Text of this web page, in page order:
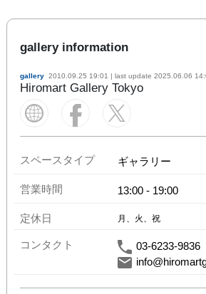
gallery information
gallery 2010.09.25 19:01 | last update 2025.06.06
Hiromart Gallery Tokyo
スペースタイプ ギャラリー
営業時間 13:00- 19:00
定休日 月、火、祝
コンタクト
03-6233-9836